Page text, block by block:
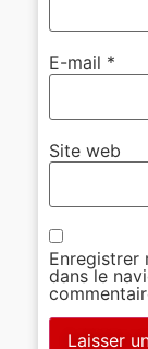
E-mail *
Site web
Enregistrer
dans le